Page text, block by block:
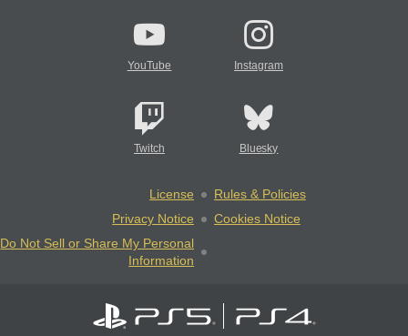
YouTube Instagram
Twitch Bluesky
License
Rules & Policies
Privacy Notice
Cookies Notice
Do Not Sell or Share My Personal
Information